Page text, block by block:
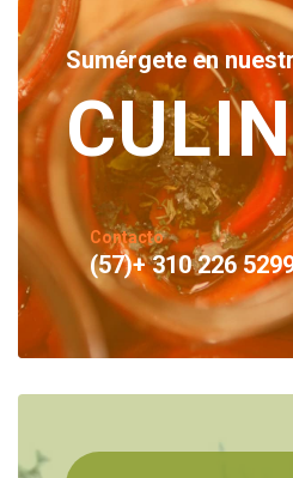
Sumérgete en
Contacto
(57)+ 310 226